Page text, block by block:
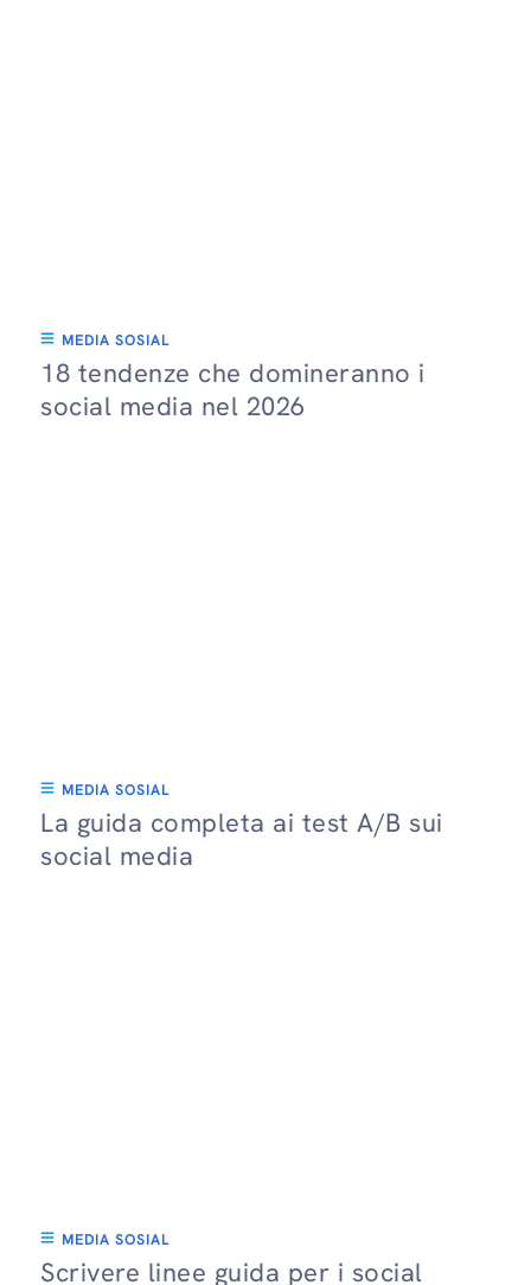
MEDIA SOSIAL
18 tendenze che domineranno i
social media nel 2026
MEDIA SOSIAL
La guida completa ai test A/B sui
social media
MEDIA SOSIAL
Scrivere linee guida per i social